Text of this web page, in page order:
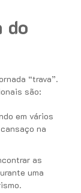
do
“trava”.
são:
em vários
na
as
uma